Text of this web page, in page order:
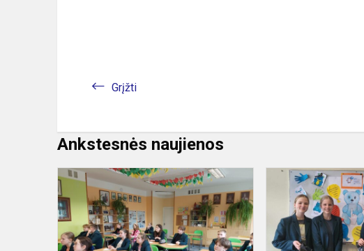
Grįžti
Ankstesnės naujienos
klasių
viktorina
„Lietuviais
esame